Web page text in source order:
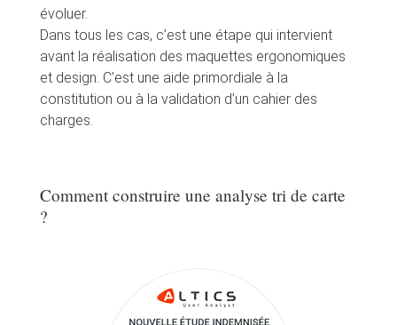
évoluer.
Dans tous les cas, c’est une étape qui intervient
avant la réalisation des maquettes ergonomiques
et design. C’est une aide primordiale à la
constitution ou à la validation d’un cahier des
charges.
Comment construire une analyse tri de carte
?